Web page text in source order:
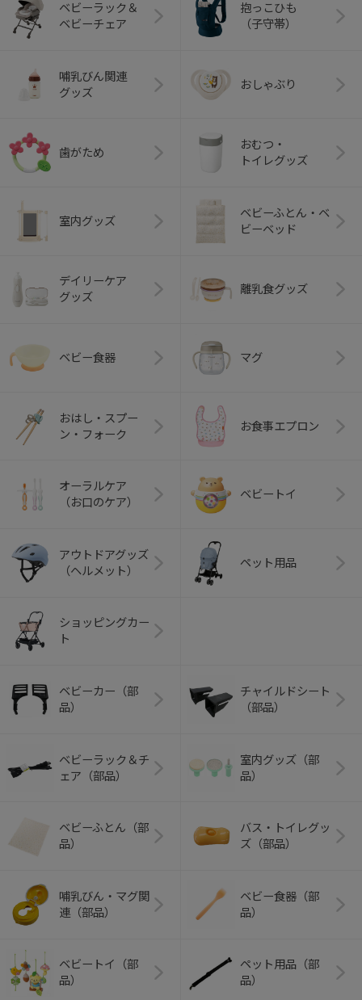
ベビーラック＆
ベビーチェア
抱っこひも
（子守帯）
哺乳びん関連
グッズ
おしゃぶり
歯がため
おむつ・
トイレグッズ
室内グッズ
ベビーふとん・ベ
ビーベッド
デイリーケア
グッズ
離乳食グッズ
ベビー食器 マグ
おはし・スプー
ン・フォーク
お食事エプロン
オーラルケア
（お口のケア）
ベビートイ
アウトドアグッズ
（ヘルメット）
ペット用品
ショッピングカー
ト
ベビーカー（部
品）
チャイルドシート
（部品）
ベビーラック＆チ
ェア（部品）
室内グッズ（部
品）
ベビーふとん（部
品）
バス・トイレグッ
ズ（部品）
哺乳びん・マグ関
連（部品）
ベビー食器（部
品）
ベビートイ（部
品）
ペット用品（部
品）